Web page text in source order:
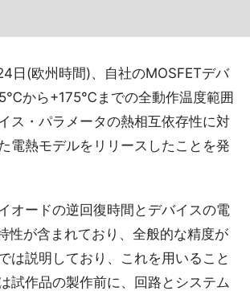
日(欧州時間)、自社のMOSFETデバ
から+175℃までの全動作温度範囲
ス・パラメータの熱相互依存性に対
電熱モデルをリリースしたことを発
オードの逆回復時間とデバイスの電
性が含まれており、全般的な精度が
は説明しており、これを用いること
試作品の製作前に、回路とシステム